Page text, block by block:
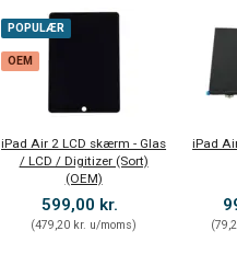
POPULÆR
OEM
iPad Air 2 LCD skærm - Glas
/ LCD / Digitizer (Sort)
(OEM)
599,00 kr.
(479,20 kr. u/moms)
iPad
(